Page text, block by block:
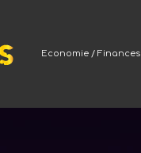
Economie / Finances